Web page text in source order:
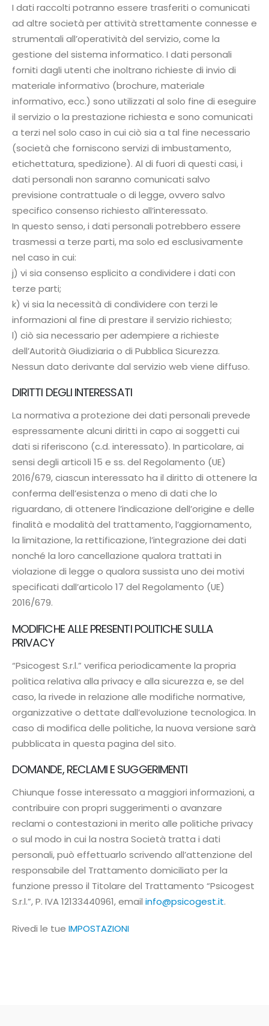
I dati raccolti potranno essere trasferiti o comunicati
ad altre società per attività strettamente connesse e
strumentali all’operatività del servizio, come la
gestione del sistema informatico. I dati personali
forniti dagli utenti che inoltrano richieste di invio di
materiale informativo (brochure, materiale
informativo, ecc.) sono utilizzati al solo fine di eseguire
il servizio o la prestazione richiesta e sono comunicati
a terzi nel solo caso in cui ciò sia a tal fine necessario
(società che forniscono servizi di imbustamento,
etichettatura, spedizione). Al di fuori di questi casi, i
dati personali non saranno comunicati salvo
previsione contrattuale o di legge, ovvero salvo
specifico consenso richiesto all’interessato.
In questo senso, i dati personali potrebbero essere
trasmessi a terze parti, ma solo ed esclusivamente
nel caso in cui:
j) vi sia consenso esplicito a condividere i dati con
terze parti;
k) vi sia la necessità di condividere con terzi le
informazioni al fine di prestare il servizio richiesto;
l) ciò sia necessario per adempiere a richieste
dell’Autorità Giudiziaria o di Pubblica Sicurezza.
Nessun dato derivante dal servizio web viene diffuso.
DIRITTI DEGLI INTERESSATI
La normativa a protezione dei dati personali prevede
espressamente alcuni diritti in capo ai soggetti cui
dati si riferiscono (c.d. interessato). In particolare, ai
sensi degli articoli 15 e ss. del Regolamento (UE)
2016/679, ciascun interessato ha il diritto di ottenere la
conferma dell’esistenza o meno di dati che lo
riguardano, di ottenere l’indicazione dell’origine e delle
finalità e modalità del trattamento, l’aggiornamento,
la limitazione, la rettificazione, l’integrazione dei dati
nonché la loro cancellazione qualora trattati in
violazione di legge o qualora sussista uno dei motivi
specificati dall’articolo 17 del Regolamento (UE)
2016/679.
MODIFICHE ALLE PRESENTI POLITICHE SULLA
PRIVACY
“Psicogest S.r.l.” verifica periodicamente la propria
politica relativa alla privacy e alla sicurezza e, se del
caso, la rivede in relazione alle modifiche normative,
organizzative o dettate dall’evoluzione tecnologica. In
caso di modifica delle politiche, la nuova versione sarà
pubblicata in questa pagina del sito.
DOMANDE, RECLAMI E SUGGERIMENTI
Chiunque fosse interessato a maggiori informazioni, a
contribuire con propri suggerimenti o avanzare
reclami o contestazioni in merito alle politiche privacy
o sul modo in cui la nostra Società tratta i dati
personali, può effettuarlo scrivendo all’attenzione del
responsabile del Trattamento domiciliato per la
funzione presso il Titolare del Trattamento “Psicogest
S.r.l.”, P. IVA 12133440961, email info@psicogest.it.
Rivedi le tue IMPOSTAZIONI